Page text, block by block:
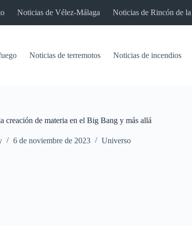
Noticias de Vélez-Málaga Noticias de Rincón de
Noticias de terremotos Noticias de incendios
creación de materia en el Big Bang y más allá
6 de noviembre de 2023 Universo